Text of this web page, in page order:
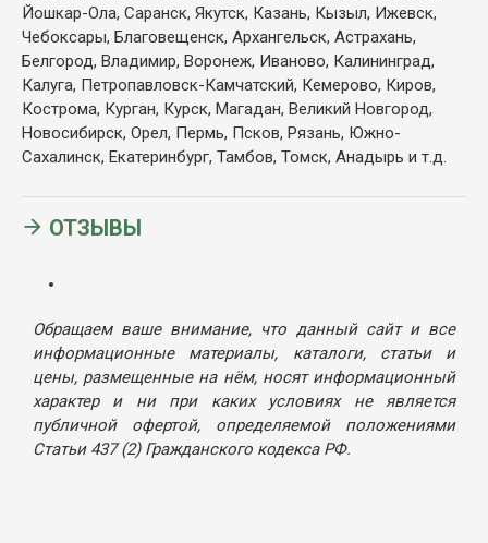
Йошкар-Ола, Саранск, Якутск, Казань, Кызыл, Ижевск,
Чебоксары, Благовещенск, Архангельск, Астрахань,
Белгород, Владимир, Воронеж, Иваново, Калининград,
Калуга, Петропавловск-Камчатский, Кемерово, Киров,
Кострома, Курган, Курск, Магадан, Великий Новгород,
Новосибирск, Орел, Пермь, Псков, Рязань, Южно-
Сахалинск, Екатеринбург, Тамбов, Томск, Анадырь и т.д.
ОТЗЫВЫ
Обращаем ваше внимание, что данный сайт и все
информационные материалы, каталоги, статьи и
цены, размещенные на нём, носят информационный
характер и ни при каких условиях не является
публичной офертой, определяемой положениями
Статьи 437 (2) Гражданского кодекса РФ.